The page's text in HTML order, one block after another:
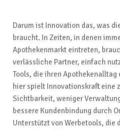
Darum ist Innovation das, was
braucht. In Zeiten, in denen
Apothekenmarkt eintreten,
verlässliche Partner, einfach
Tools, die ihren
hier spielt Innovationskraft eine
Sichtbarkeit, weniger
bessere Kundenbindung durch
Unterstützt von Werbetools, die